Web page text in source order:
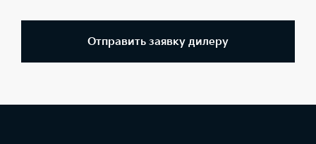
Отправить заявку дилеру